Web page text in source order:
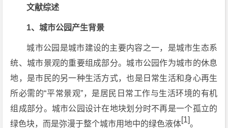
文献综述
1、城市公园产生背景
城市公园是城市建设的主要内容之一，是城市生态系
统、城市景观的重要组成部分。城市公园作为城市的休息
地，是市民的另一种生活方式，也是日常生活和身心再生
所必需的“平常景观”，是居民日常工作与生活环境的有机
组成部分。城市公园设计在地块划分时不再是一个孤立的
绿色块，而是弥漫于整个城市用地中的绿色液体[1]。